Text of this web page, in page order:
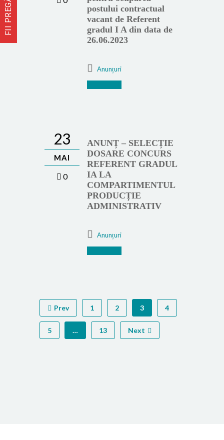
postului contractual
vacant de Referent
gradul I A din data de
26.06.2023
Anunțuri
23
MAI
0
ANUNȚ – SELECȚIE
DOSARE CONCURS
REFERENT GRADUL
IA LA
COMPARTIMENTUL
PRODUCȚIE
ADMINISTRATIV
Anunțuri
Prev 1 2 3 4
5 … 13 Next